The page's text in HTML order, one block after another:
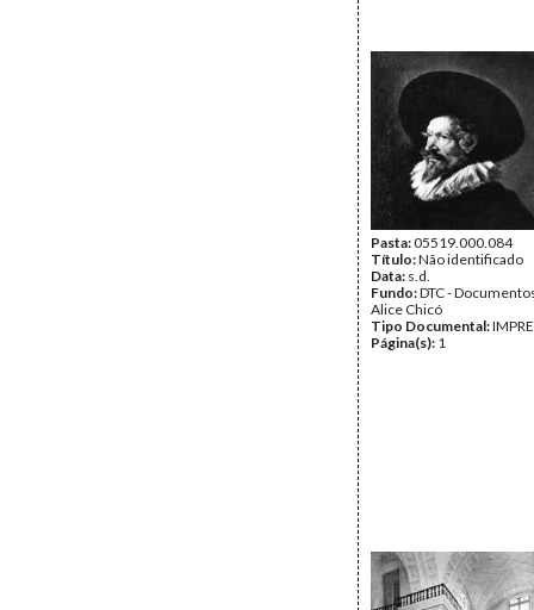
Pasta:05519.000.084
Título:Não identificado
Data: s.d.
Fundo:DTC -
Alice Chicó
Tipo Documental:
Página(s): 1